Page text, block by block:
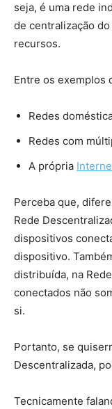
seja, é uma rede
de centralização
recursos.
Entre os exemplos
Redes
Redes com
A própria
Perceba que,
Rede
dispositivos
dispositivo.
distribuída, na
conectados não
si.
Portanto, se
Descentralizada,
Tecnicamente